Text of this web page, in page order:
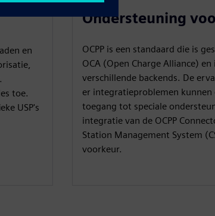
en
toe.
USP's
Ondersteuning
OCPP is een standaard die is
OCA (Open Charge Alliance)
verschillende backends. De
er integratieproblemen
toegang tot speciale
integratie van de OCPP
Station Management System
voorkeur.